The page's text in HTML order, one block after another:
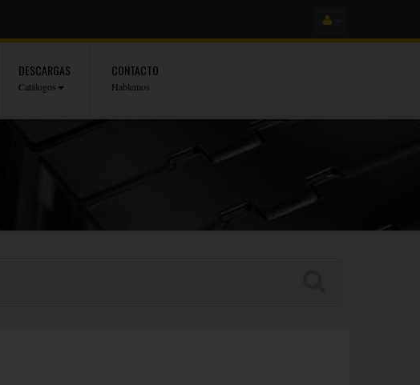
DESCARGAS
Catálogos
CONTACTO
Hablemos